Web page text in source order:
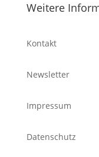
Weitere
Kontakt
Newsletter
Impressum
Datenschutz